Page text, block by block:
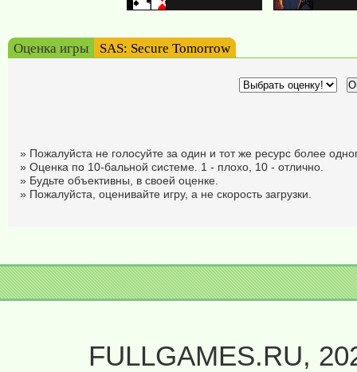
Оценка игры SAS: Secure Tomorrow
» Пожалуйста не голосуйте за один и тот же ресурс более
» Оценка по 10-бальной системе. 1 - плохо, 10 - отлично.
» Будьте объективны, в своей оценке.
» Пожалуйста, оценивайте игру, а не скорость загрузки.
FULLGAMES.RU,